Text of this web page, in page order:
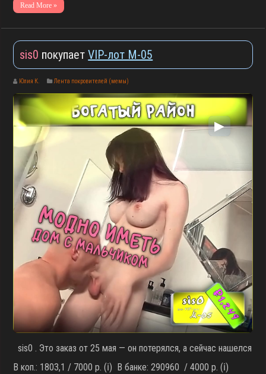
Read More »
sis0 покупаетVIP-лот M-05
Юлия К. Лента покровителей (мемы)
▶
sis0 . Это заказ от 25 мая — он потерялся, а сейчас нашелся
В коп.: 1803,1 / 7000 р. (ℹ️) В банке: 290960 / 4000 р. (ℹ️)